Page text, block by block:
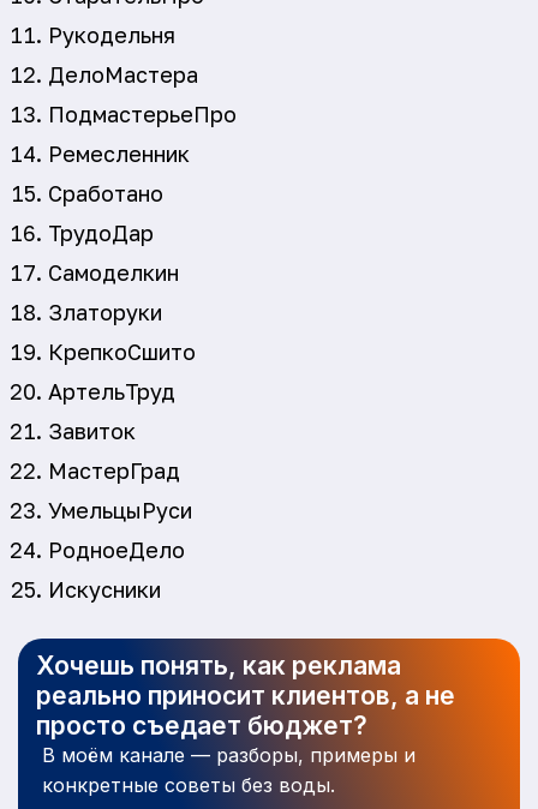
Рукодельня
ДелоМастера
ПодмастерьеПро
Ремесленник
Сработано
ТрудоДар
Самоделкин
Златоруки
КрепкоСшито
АртельТруд
Завиток
МастерГрад
УмельцыРуси
РодноеДело
Искусники
Хочешь понять, как реклама
реально приносит клиентов, а не
просто съедает бюджет?
В моём канале — разборы, примеры и
конкретные советы без воды.